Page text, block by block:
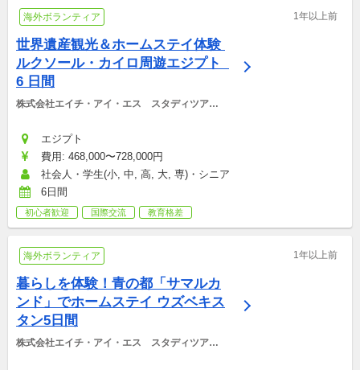
海外ボランティア 1年以上前
世界遺産観光＆ホームステイ体験
ルクソール・カイロ周遊エジプト
6 日間
株式会社エイチ・アイ・エス　スタディツアー
エジプト
費用: 468,000〜728,000円
社会人・学生(小, 中, 高, 大, 専)・シニア
6日間
初心者歓迎 国際交流 教育格差
海外ボランティア 1年以上前
暮らしを体験！青の都「サマルカ
ンド」でホームステイ ウズベキス
タン5日間
株式会社エイチ・アイ・エス　スタディツアー